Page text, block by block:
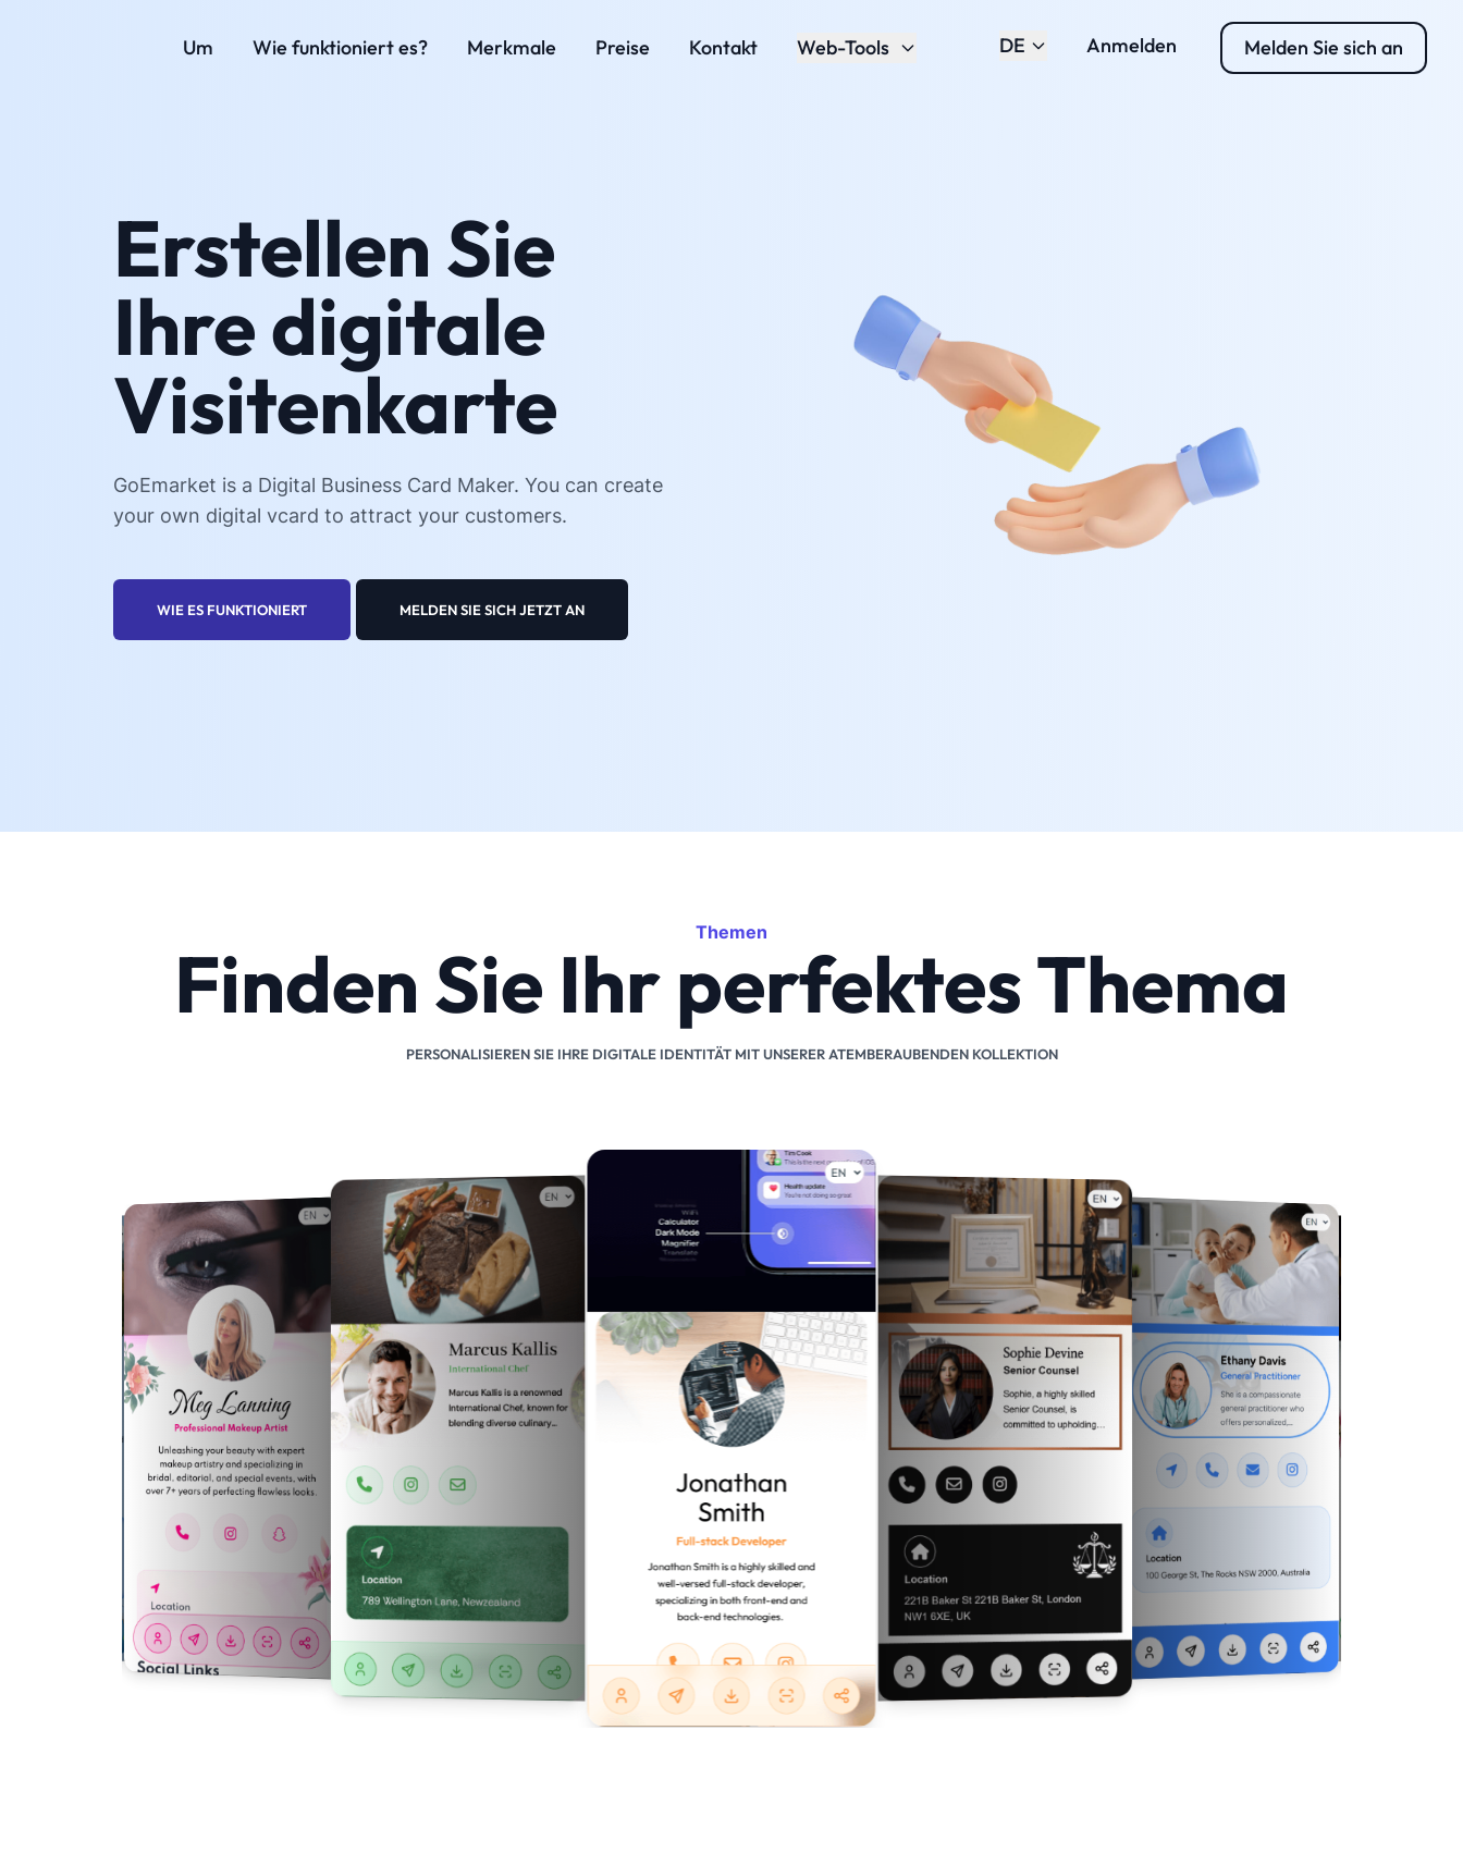
Um Wie funktioniert es? Merkmale Preise Kontakt Web-Tools DE Anmelden Melden Sie sich an
Erstellen Sie
Ihre digitale
Visitenkarte
GoEmarket is a Digital Business Card Maker. You can create
your own digital vcard to attract your customers.
WIE ES FUNKTIONIERT MELDEN SIE SICH JETZT AN
Themen
Finden Sie Ihr perfektes Thema
PERSONALISIEREN SIE IHRE DIGITALE IDENTITÄT MIT UNSERER ATEMBERAUBENDEN KOLLEKTION